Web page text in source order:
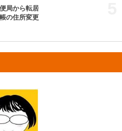
局から転居
の住所変更